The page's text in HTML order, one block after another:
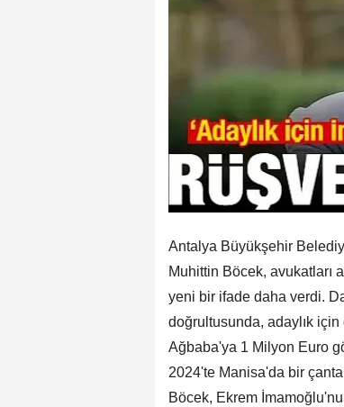
Antalya Büyükşehir
Muhittin Böcek, avukatları
yeni bir ifade daha verdi.
doğrultusunda, adaylık
Ağbaba'ya 1 Milyon Euro
2024'te Manisa'da bir
Böcek, Ekrem